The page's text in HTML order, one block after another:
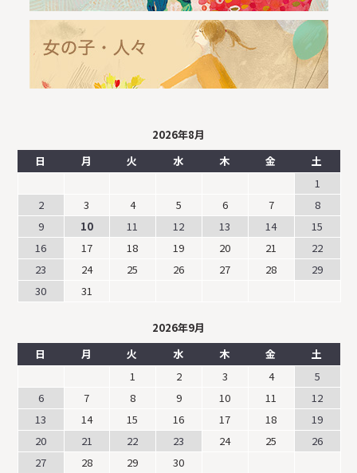
2026年8月
日
月 火 水 木 金
土
1
2
3 4 5 6 7
8
9
10 11 12 13 14
15
16
17 18 19 20 21
22
23
24 25 26 27 28
29
30
31
2026年9月
日
月 火 水 木 金
土
1
2 3 4
5
6
7 8 9 10 11
12
13
14 15 16 17 18
19
20
21 22 23 24 25
26
27
28 29 30